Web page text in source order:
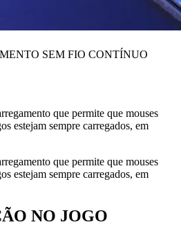
SEM FIO CONTÍNUO
que permite que mouses
estejam sempre carregados, em
que permite que mouses
estejam sempre carregados, em
NO JOGO